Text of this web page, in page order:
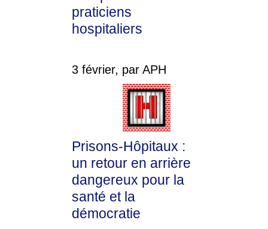
praticiens
hospitaliers
3 février, par APH
Prisons-Hôpitaux :
un retour en arrière
dangereux pour la
santé et la
démocratie